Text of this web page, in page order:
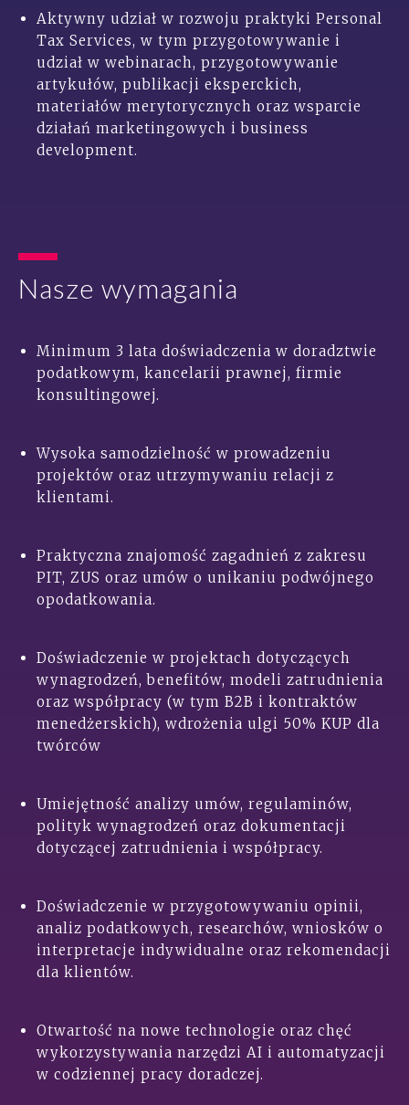
Aktywny udział w rozwoju praktyki Personal
Tax Services, w tym przygotowywanie i
udział w webinarach, przygotowywanie
artykułów, publikacji eksperckich,
materiałów merytorycznych oraz wsparcie
działań marketingowych i business
development.
Nasze wymagania
Minimum 3 lata doświadczenia w doradztwie
podatkowym, kancelarii prawnej, firmie
konsultingowej.
Wysoka samodzielność w prowadzeniu
projektów oraz utrzymywaniu relacji z
klientami.
Praktyczna znajomość zagadnień z zakresu
PIT, ZUS oraz umów o unikaniu podwójnego
opodatkowania.
Doświadczenie w projektach dotyczących
wynagrodzeń, benefitów, modeli zatrudnienia
oraz współpracy (w tym B2B i kontraktów
menedżerskich), wdrożenia ulgi 50% KUP dla
twórców
Umiejętność analizy umów, regulaminów,
polityk wynagrodzeń oraz dokumentacji
dotyczącej zatrudnienia i współpracy.
Doświadczenie w przygotowywaniu opinii,
analiz podatkowych, researchów, wniosków o
interpretacje indywidualne oraz rekomendacji
dla klientów.
Otwartość na nowe technologie oraz chęć
wykorzystywania narzędzi AI i automatyzacji
w codziennej pracy doradczej.